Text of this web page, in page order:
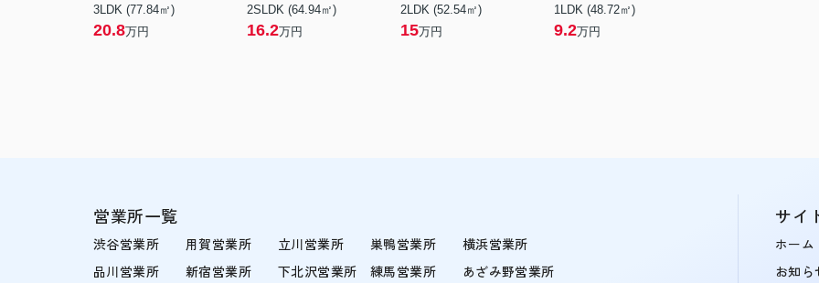
3LDK (77.84㎡)
20.8万円
2SLDK (64.94㎡)
16.2万円
2LDK (52.54㎡)
15万円
1LDK (48.72㎡)
9.2万円
営業所一覧
渋谷営業所
品川営業所
用賀営業所
新宿営業所
立川営業所
下北沢営業所
巣鴨営業所
練馬営業所
横浜営業所
あざみ野営業所
サイ
ホーム
お知ら